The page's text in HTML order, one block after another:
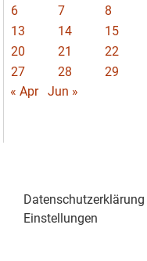
6
7 8
13
14 15
20
21 22
27
28 29
« Apr
Jun »
Datenschutzerklärung
Einstellungen